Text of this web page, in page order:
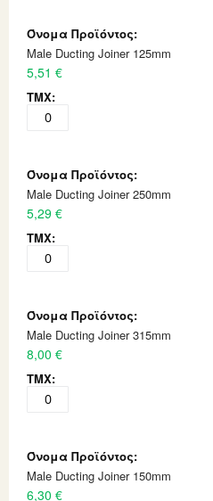
Male Ducting Joiner 125mm
5,51 €
Male Ducting Joiner 250mm
5,29 €
Male Ducting Joiner 315mm
8,00 €
Male Ducting Joiner 150mm
6,30 €